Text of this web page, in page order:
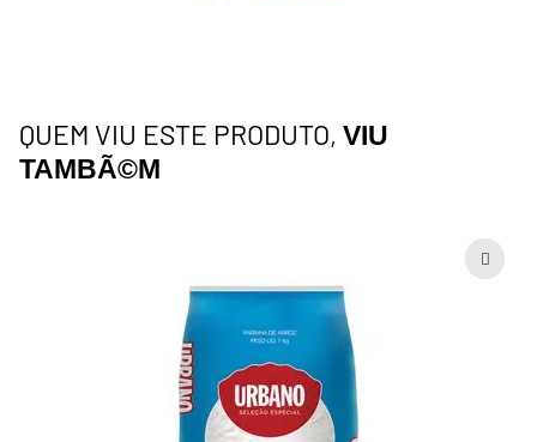
QUEM VIU ESTE PRODUTO, VIU
TAMBÃ©M